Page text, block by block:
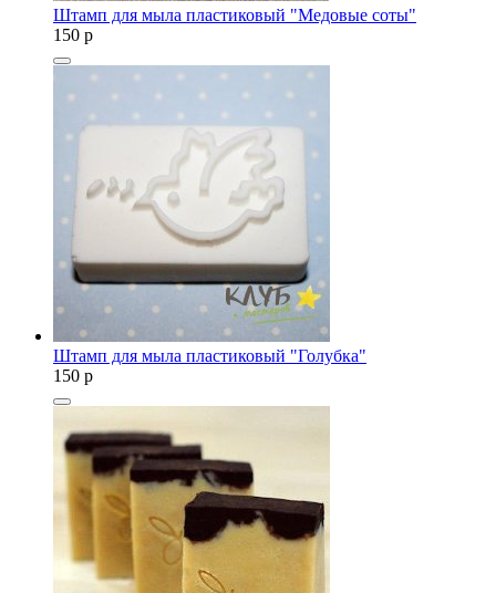
Штамп для мыла пластиковый "Медовые соты"
150 p
Штамп для мыла пластиковый "Голубка"
150 p